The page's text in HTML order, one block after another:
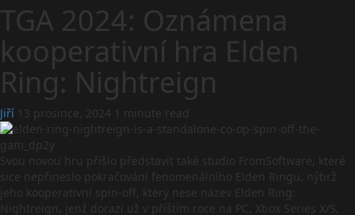
TGA 2024: Oznámena
kooperativní hra Elden
Ring: Nightreign
Jiří 13 prosince, 2024 1 minute read
Svou novou hru přišlo představit také studio FromSoftware, které
sice nepřineslo pokračování fenomenálního Elden Ringu, nýbrž
jeho kooperativní spin-off, který nese název Elden Ring:
Nightreign, jenž dorazí už v příštím roce na PC, Xbox Series X/S,